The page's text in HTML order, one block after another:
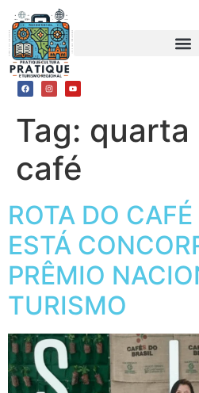
Tag: quarta
café
ROTA DO
ESTÁ
PRÊMIO
TURISMO